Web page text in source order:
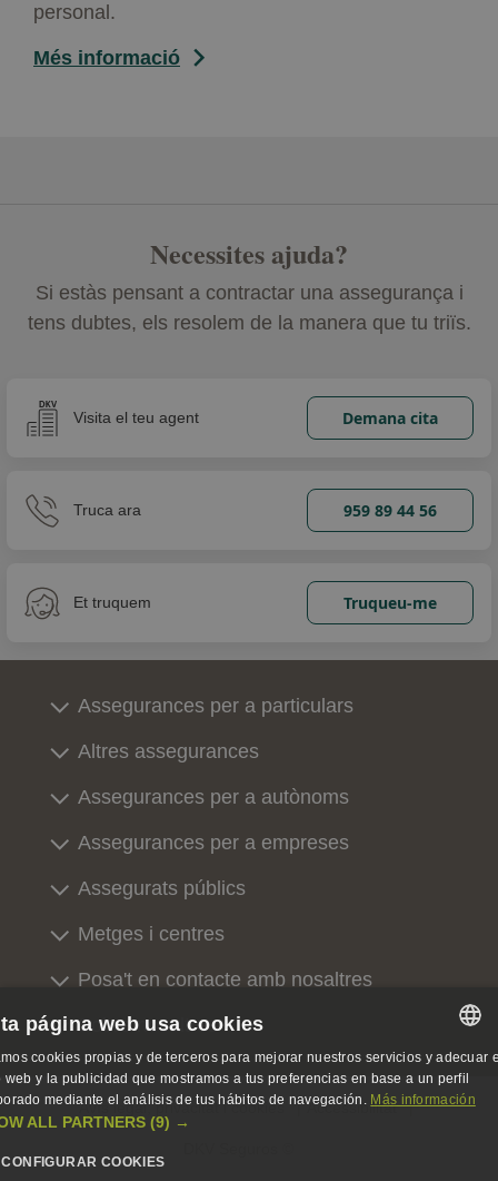
personal.
Més informació
Necessites ajuda?
Si estàs pensant a contractar una assegurança i
tens dubtes, els resolem de la manera que tu triïs.
Visita el teu agent Demana cita
Truca ara 959 89 44 56
Et truquem Truqueu-me
Assegurances per a particulars
Altres assegurances
Assegurances per a autònoms
Assegurances per a empreses
Assegurats públics
Metges i centres
Posa't en contacte amb nosaltres
Sobre nosaltres
Avís legal, privacitat i cookies Accessibilitat
SPANISH
SPANISH
página web usa cookies
cookies propias y de terceros para mejorar nuestros servicios y adecuar
web y la publicidad que mostramos a tus preferencias en base a un perfil
mediante el análisis de tus hábitos de navegación. Más información
ALL PARTNERS (9) →
CONFIGURAR COOKIES